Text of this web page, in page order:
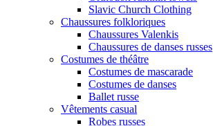
Slavic Church Clothing
Chaussures folkloriques
Chaussures Valenkis
Chaussures de danses russes
Costumes de théâtre
Costumes de mascarade
Costumes de danses
Ballet russe
Vêtements casual
Robes russes